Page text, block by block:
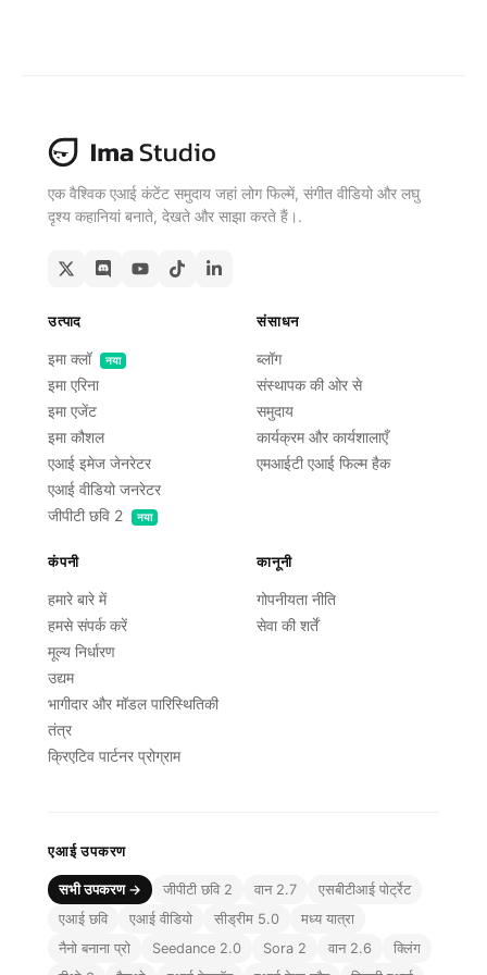
एक वैश्विक एआई कंटेंट समुदाय जहां लोग फिल्में, संगीत वीडियो और लघु
दृश्य कहानियां बनाते, देखते और साझा करते हैं।.
उत्पाद
इमा क्लॉ नया
इमा एरिना
इमा एजेंट
इमा कौशल
एआई इमेज जेनरेटर
एआई वीडियो जनरेटर
जीपीटी छवि 2
नया
संसाधन
ब्लॉग
संस्थापक की ओर से
समुदाय
कार्यक्रम और कार्यशालाएँ
एमआईटी एआई फिल्म हैक
कंपनी
हमारे बारे में
हमसे संपर्क करें
मूल्य निर्धारण
उद्यम
भागीदार और मॉडल पारिस्थितिकी
तंत्र
क्रिएटिव पार्टनर प्रोग्राम
कानूनी
गोपनीयता नीति
सेवा की शर्तें
एआई उपकरण
सभी उपकरण → जीपीटी छवि 2 वान 2.7
एसबीटीआई पोर्ट्रेट
एआई छवि
एआई वीडियो सीड्रीम 5.0
मध्य यात्रा
नैनो बनाना प्रो
Seedance 2.0 Sora 2 वान 2.6
क्लिंग